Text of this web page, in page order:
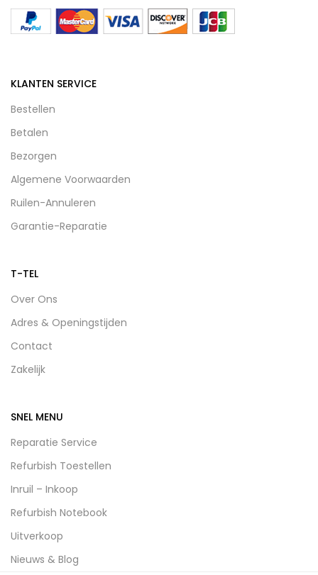
KLANTEN SERVICE
Bestellen
Betalen
Bezorgen
Algemene Voorwaarden
Ruilen-Annuleren
Garantie-Reparatie
T-TEL
Over Ons
Adres & Openingstijden
Contact
Zakelijk
SNEL MENU
Reparatie Service
Refurbish Toestellen
Inruil – Inkoop
Refurbish Notebook
Uitverkoop
Nieuws & Blog